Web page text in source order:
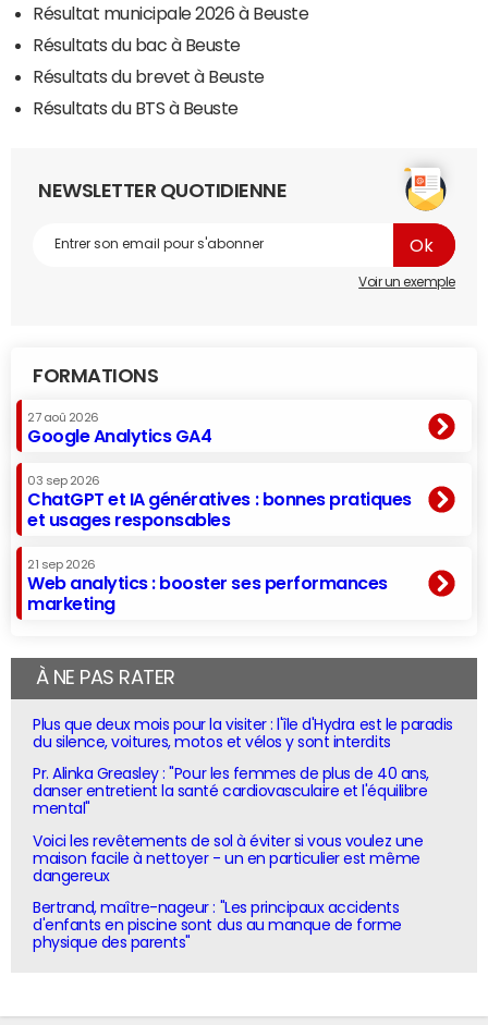
Résultat municipale 2026 à Beuste
Résultats du bac à Beuste
Résultats du brevet à Beuste
Résultats du BTS à Beuste
NEWSLETTER QUOTIDIENNE
Voir un exemple
FORMATIONS
27 aoû 2026
Google Analytics GA4
03 sep 2026
ChatGPT et IA génératives : bonnes pratiques
et usages responsables
21 sep 2026
Web analytics : booster ses performances
marketing
À NE PAS RATER
Plus que deux mois pour la visiter : l'île d'Hydra est le paradis
du silence, voitures, motos et vélos y sont interdits
Pr. Alinka Greasley : "Pour les femmes de plus de 40 ans,
danser entretient la santé cardiovasculaire et l'équilibre
mental"
Voici les revêtements de sol à éviter si vous voulez une
maison facile à nettoyer - un en particulier est même
dangereux
Bertrand, maître-nageur : "Les principaux accidents
d'enfants en piscine sont dus au manque de forme
physique des parents"